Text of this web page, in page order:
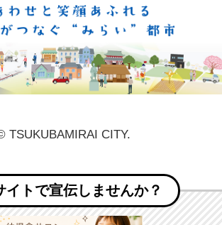
TSUKUBAMIRAI CITY.
イトで宣伝しませんか？